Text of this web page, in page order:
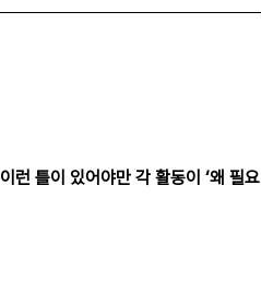
이런 틀이 있어야만 각 활동이 ‘왜 필요